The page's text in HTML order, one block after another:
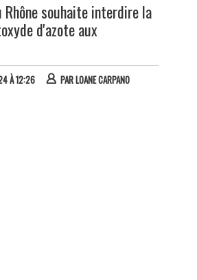
Rhône souhaite interdire la
d'azote aux
À 12:26 PARLOANE CARPANO